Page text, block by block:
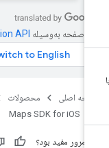
صفحه به‌وسیله
اصلی محصولات
Maps SDK for iOS
مرور مفید بود؟